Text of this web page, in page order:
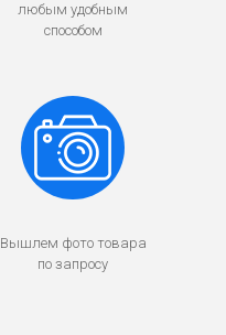
любым удобным
способом
Вышлем фото товара
по запросу